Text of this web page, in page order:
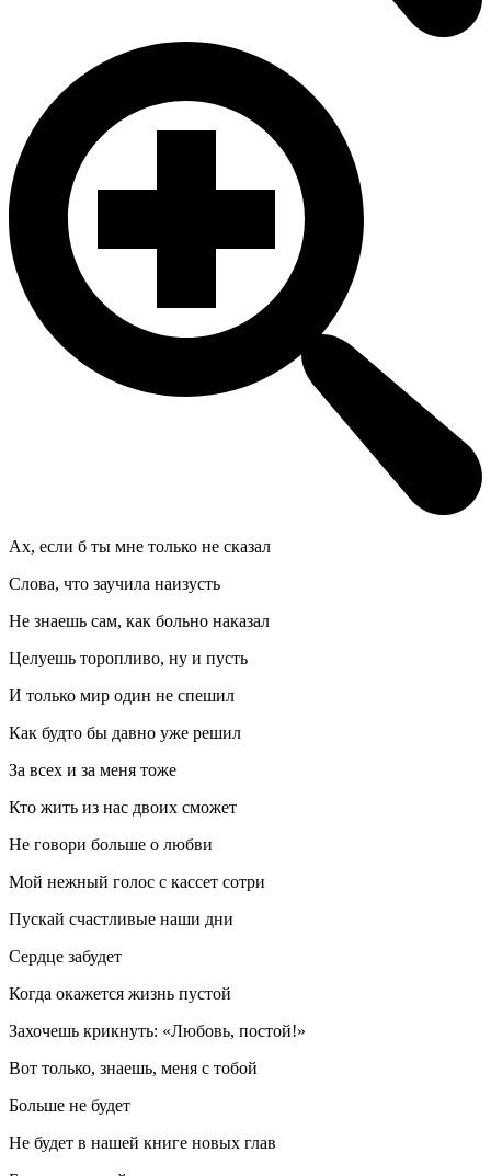
Ах, если б ты мне только не сказал
Слова, что заучила наизусть
Не знаешь сам, как больно наказал
Целуешь торопливо, ну и пусть
И только мир один не спешил
Как будто бы давно уже решил
За всех и за меня тоже
Кто жить из нас двоих сможет
Не говори больше о любви
Мой нежный голос с кассет сотри
Пускай счастливые наши дни
Сердце забудет
Когда окажется жизнь пустой
Захочешь крикнуть: «Любовь, постой!»
Вот только, знаешь, меня с тобой
Больше не будет
Не будет в нашей книге новых глав